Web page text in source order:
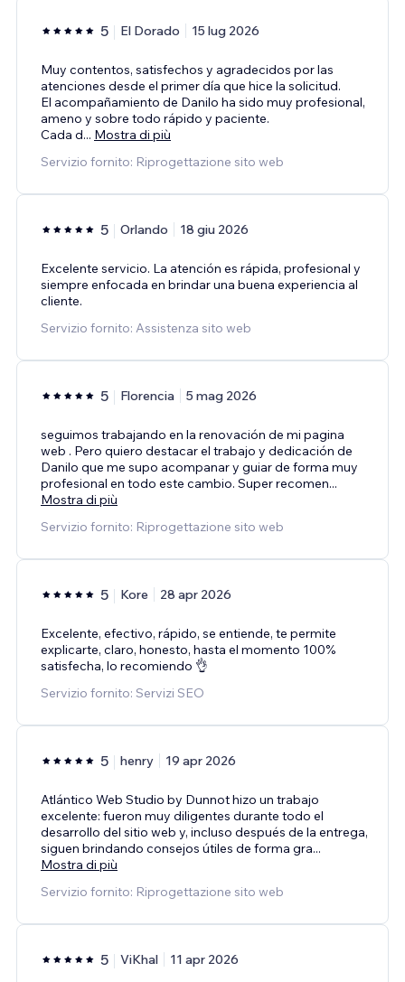
5 El Dorado 15 lug 2026
Muy contentos, satisfechos y agradecidos por las
atenciones desde el primer día que hice la solicitud.
El acompañamiento de Danilo ha sido muy profesional,
ameno y sobre todo rápido y paciente.
Cada d... Mostra di più
Servizio fornito: Riprogettazione sito web
5 Orlando 18 giu 2026
Excelente servicio. La atención es rápida, profesional y
siempre enfocada en brindar una buena experiencia al
cliente.
Servizio fornito: Assistenza sito web
5 Florencia 5 mag 2026
seguimos trabajando en la renovación de mi pagina
web . Pero quiero destacar el trabajo y dedicación de
Danilo que me supo acompanar y guiar de forma muy
profesional en todo este cambio. Super recomen...
Mostra di più
Servizio fornito: Riprogettazione sito web
5 Kore 28 apr 2026
Excelente, efectivo, rápido, se entiende, te permite
explicarte, claro, honesto, hasta el momento 100%
satisfecha, lo recomiendo 👌
Servizio fornito: Servizi SEO
5 henry 19 apr 2026
Atlántico Web Studio by Dunnot hizo un trabajo
excelente: fueron muy diligentes durante todo el
desarrollo del sitio web y, incluso después de la entrega,
siguen brindando consejos útiles de forma gra...
Mostra di più
Servizio fornito: Riprogettazione sito web
5 ViKhal 11 apr 2026